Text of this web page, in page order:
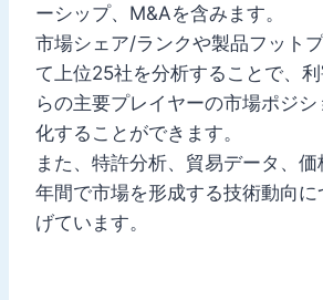
ーシップ、M&Aを含みます。
市場シェア/ランクや製品フット
て上位25社を分析することで、
らの主要プレイヤーの市場ポジ
化することができます。
また、特許分析、貿易データ、
年間で市場を形成する技術動向に
げています。